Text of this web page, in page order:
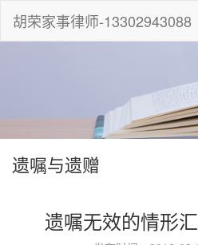
胡荣家事律师-13302943088
遗嘱与遗赠
遗嘱无效的情形